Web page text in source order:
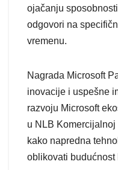
ojačanju
odgovori na
vremenu.
Nagrada Microsoft
inovacije i uspešne
razvoju Microsoft
u NLB
kako napredna
oblikovati budućnost